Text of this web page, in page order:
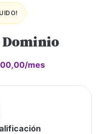
Dominio
mes